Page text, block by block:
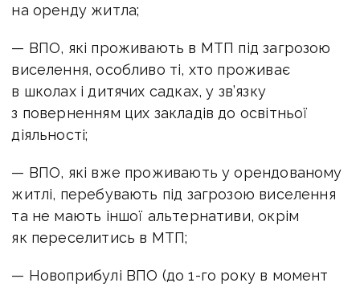
на оренду житла;
— ВПО, які проживають в МТП під загрозою
виселення, особливо ті, хто проживає
в школах і дитячих садках, у зв’язку
з поверненням цих закладів до освітньої
діяльності;
— ВПО, які вже проживають у орендованому
житлі, перебувають під загрозою виселення
та не мають іншої альтернативи, окрім
як переселитись в МТП;
— Новоприбулі ВПО (до 1-го року в момент